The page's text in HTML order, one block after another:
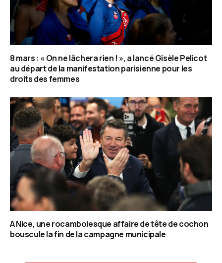
8 mars : « On ne lâchera rien ! », a lancé Gisèle Pelicot
au départ de la manifestation parisienne pour les
droits des femmes
A Nice, une rocambolesque affaire de tête de cochon
bouscule la fin de la campagne municipale